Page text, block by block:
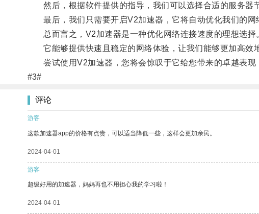
然后，根据软件提供的指导，我们可以选择合适的服务器
最后，我们只需要开启V2加速器，它将自动优化我们的网
总而言之，V2加速器是一种优化网络连接速度的理想选择
它能够提供快速且稳定的网络体验，让我们能够更加高效
尝试使用V2加速器，您将会惊叹于它给您带来的卓越表现
#3#
评论
游客
这款加速器app的价格有点贵，可以适当降低一些，这样会更加亲民。
2024-04-01
游客
超级好用的加速器，妈妈再也不用担心我的学习啦！
2024-04-01